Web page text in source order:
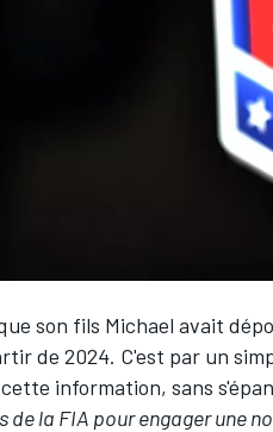
son fils Michael avait
de 2024. C'est par un
information, sans
de la FIA pour engager une